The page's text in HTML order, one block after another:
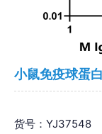
小鼠免疫球蛋
货号：YJ37548